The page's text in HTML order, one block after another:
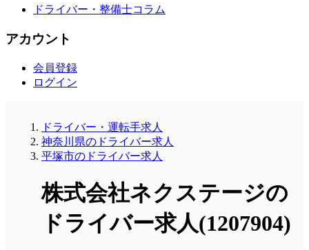
ドライバー・整備士コラム
アカウント
会員登録
ログイン
ドライバー・運転手求人
神奈川県のドライバー求人
平塚市のドライバー求人
株式会社ネクステージの
ドライバー求人(1207904)